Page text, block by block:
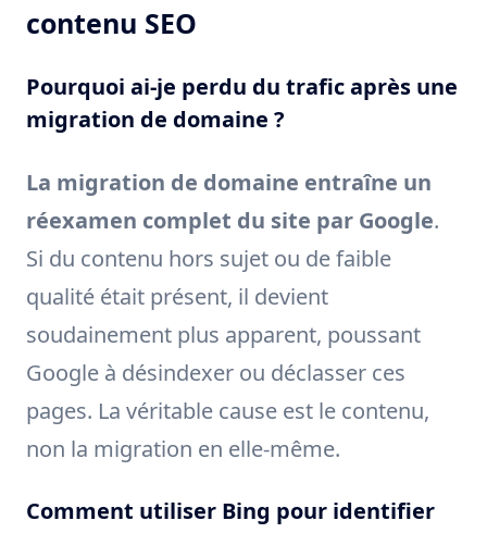
contenu SEO
Pourquoi ai-je perdu du trafic après une
migration de domaine ?
La migration de domaine entraîne un
réexamen complet du site par Google.
Si du contenu hors sujet ou de faible
qualité était présent, il devient
soudainement plus apparent, poussant
Google à désindexer ou déclasser ces
pages. La véritable cause est le contenu,
non la migration en elle-même.
Comment utiliser Bing pour identifier